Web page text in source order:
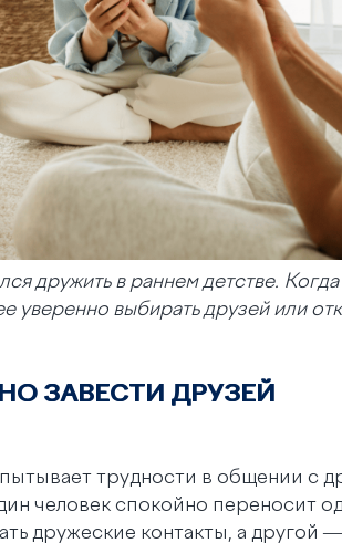
дружить в раннем детстве. Когда
выбирать друзей или
ЗАВЕСТИ ДРУЗЕЙ
трудности в общении с
человек спокойно переносит
дружеские контакты, а другой